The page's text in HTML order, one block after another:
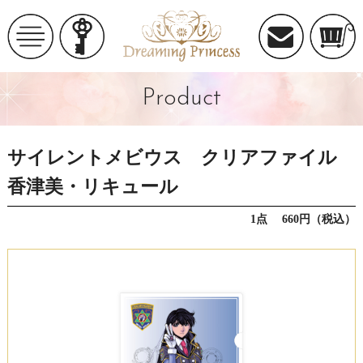
Product
サイレントメビウス クリアファイル
香津美・リキュール
1点 660円（税込）